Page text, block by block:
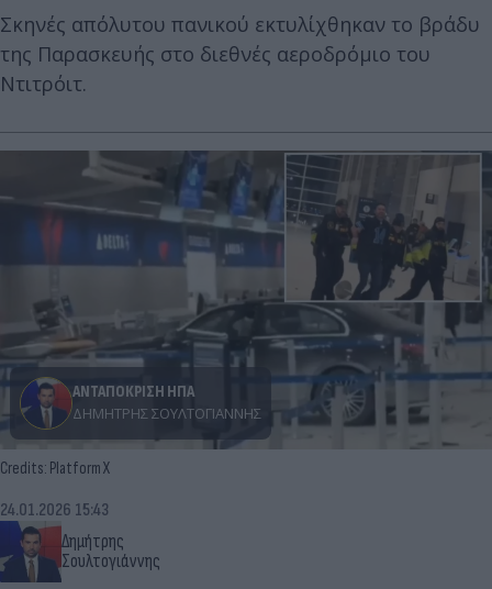
Σκηνές απόλυτου πανικού εκτυλίχθηκαν το βράδυ
της Παρασκευής στο διεθνές αεροδρόμιο του
Ντιτρόιτ.
ΑΝΤΑΠΟΚΡΙΣΗ ΗΠΑ
ΔΗΜΉΤΡΗΣ ΣΟΥΛΤΟΓΙΆΝΝΗΣ
Credits: Platform X
Δημήτρης
Σουλτογιάννης
24.01.2026 15:43